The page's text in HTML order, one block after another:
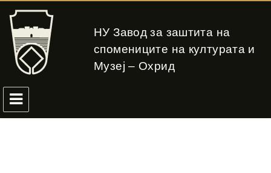
НУ Завод за заштита на
спомениците на културата и
Музеј – Охрид